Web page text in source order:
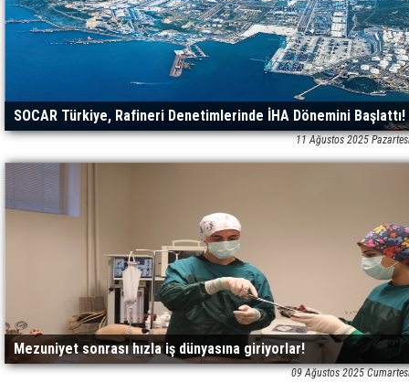
SOCAR Türkiye, Rafineri Denetimlerinde İHA Dönemini Başlattı!
11 Ağustos 2025
Mezuniyet sonrası hızla iş dünyasına giriyorlar!
09 Ağustos 2025